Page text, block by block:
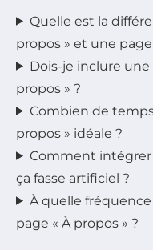
Quelle est la
propos » et une
Dois-je inclure
propos » ?
Combien de
propos » idéale ?
Comment intégrer
ça fasse artificiel ?
À quelle
page « À propos » ?